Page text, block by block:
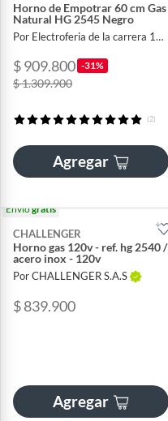
Horno de Empotrar 60 cm Gas
Natural HG 2545 Negro
Por Electroferia de la carrera 13 sas
$ 909.800 -31%
$ 1.309.900
(2)
Agregar
Envíogratis
CHALLENGER
Horno gas 120v - ref. hg 2540 /
acero inox - 120v
Por CHALLENGER S.A.S
$ 839.900
Agregar